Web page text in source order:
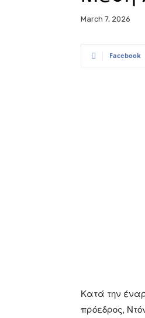
March 7, 2026
Facebook
Κατά την
πρόεδρος,